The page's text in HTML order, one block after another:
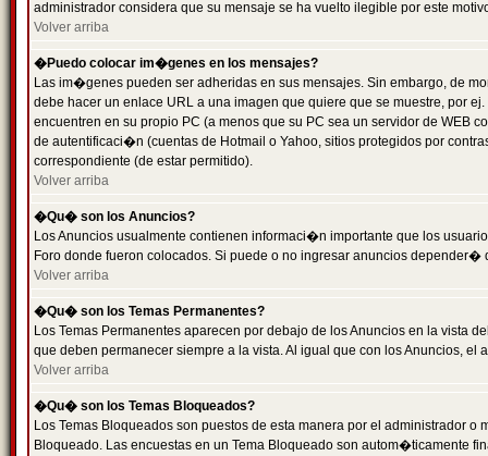
administrador considera que su mensaje se ha vuelto ilegible por este
Volver arriba
�Puedo colocar im�genes en los mensajes?
Las im�genes pueden ser adheridas en sus mensajes. Sin embargo, de
debe hacer un enlace URL a una imagen que quiere que se muestre, por
encuentren en su propio PC (a menos que su PC sea un servidor de
de autentificaci�n (cuentas de Hotmail o Yahoo, sitios protegidos por
correspondiente (de estar permitido).
Volver arriba
�Qu� son los Anuncios?
Los Anuncios usualmente contienen informaci�n importante que los
Foro donde fueron colocados. Si puede o no ingresar anuncios
Volver arriba
�Qu� son los Temas Permanentes?
Los Temas Permanentes aparecen por debajo de los Anuncios en la
que deben permanecer siempre a la vista. Al igual que con los Anuncios,
Volver arriba
�Qu� son los Temas Bloqueados?
Los Temas Bloqueados son puestos de esta manera por el administrador
Bloqueado. Las encuestas en un Tema Bloqueado son autom�ticamente